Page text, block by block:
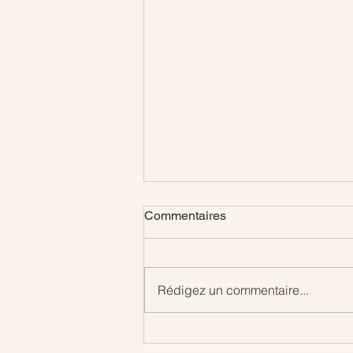
Commentaires
Rédigez un commentaire...